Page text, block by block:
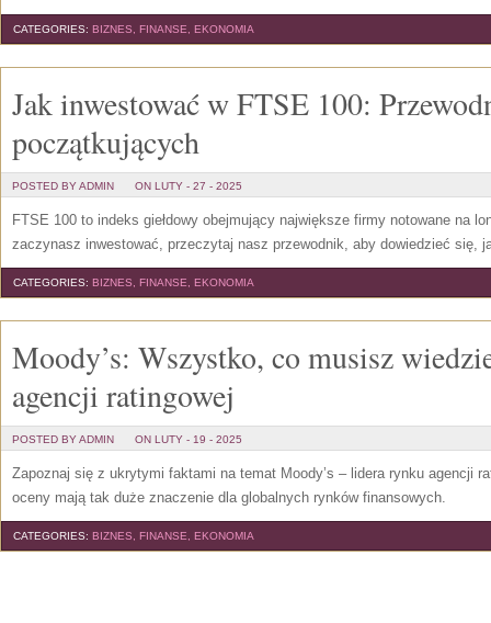
CATEGORIES: BIZNES, FINANSE, EKONOMIA
Jak inwestować w FTSE 100:
początkujących
POSTED BY ADMIN ON LUTY - 27 - 2025
FTSE 100 to indeks giełdowy obejmujący największe firmy notowane na
zaczynasz inwestować, przeczytaj nasz przewodnik, aby dowiedzieć się,
CATEGORIES: BIZNES, FINANSE, EKONOMIA
Moody’s: Wszystko, co musisz
agencji ratingowej
POSTED BY ADMIN ON LUTY - 19 - 2025
Zapoznaj się z ukrytymi faktami na temat Moody’s – lidera rynku agencji
oceny mają tak duże znaczenie dla globalnych rynków finansowych.
CATEGORIES: BIZNES, FINANSE, EKONOMIA